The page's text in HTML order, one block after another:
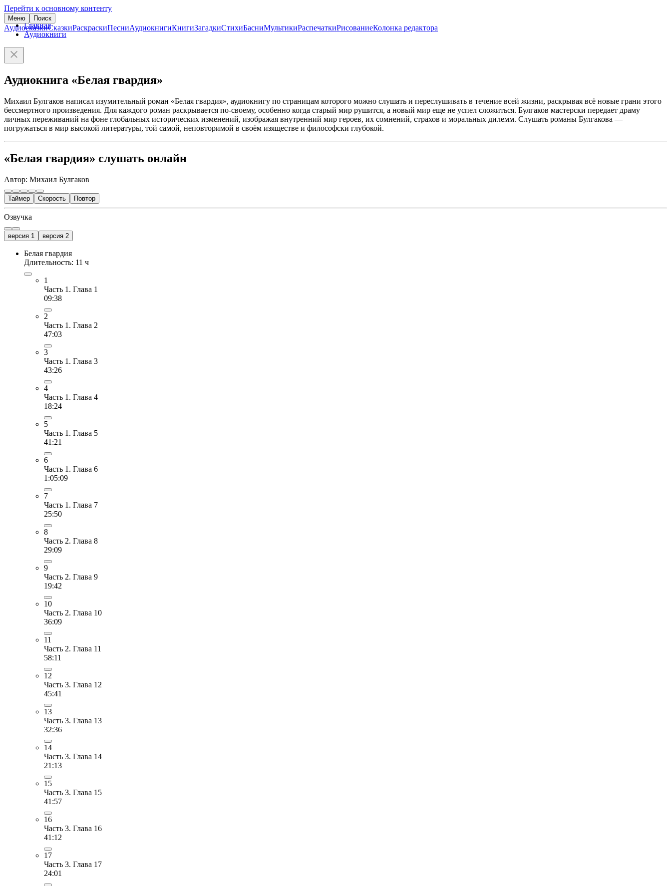
Перейти к основному контенту
Меню Поиск
АудиосказкиСказкиРаскраскиПесниАудиокнигиКнигиЗагадкиСтихиБасниМультикиРаспечаткиРисованиеКолонка редактора
Главная
Аудиокниги
Аудиокнига «Белая гвардия»
Михаил Булгаков написал изумительный роман «Белая гвардия», аудиокнигу по страницам которого можно слушать и переслушивать в течение всей жизни, раскрывая всё новые грани этого
бессмертного произведения. Для каждого роман раскрывается по-своему, особенно когда старый мир рушится, а новый мир еще не успел сложиться. Булгаков мастерски передает драму
личных переживаний на фоне глобальных исторических изменений, изображая внутренний мир героев, их сомнений, страхов и моральных дилемм. Слушать романы Булгакова —
погружаться в мир высокой литературы, той самой, неповторимой в своём изяществе и философски глубокой.
«Белая гвардия» слушать онлайн
Автор: Михаил Булгаков
Таймер Скорость Повтор
Озвучка
версия 1 версия 2
Белая гвардия
Длительность: 11 ч
1
Часть 1. Глава 1
09:38
2
Часть 1. Глава 2
47:03
3
Часть 1. Глава 3
43:26
4
Часть 1. Глава 4
18:24
5
Часть 1. Глава 5
41:21
6
Часть 1. Глава 6
1:05:09
7
Часть 1. Глава 7
25:50
8
Часть 2. Глава 8
29:09
9
Часть 2. Глава 9
19:42
10
Часть 2. Глава 10
36:09
11
Часть 2. Глава 11
58:11
12
Часть 3. Глава 12
45:41
13
Часть 3. Глава 13
32:36
14
Часть 3. Глава 14
21:13
15
Часть 3. Глава 15
41:57
16
Часть 3. Глава 16
41:12
17
Часть 3. Глава 17
24:01